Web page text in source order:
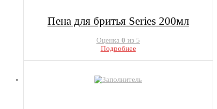
Пена для бритья Series 200мл
Оценка 0 из 5
Подробнее